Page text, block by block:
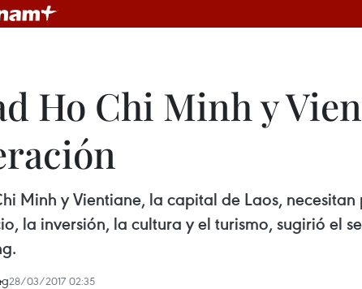
Ho Chi Minh y
Minh y Vientiane, la capital de Laos,
la inversión, la cultura y el turismo, sugirió el
28/03/2017 02:35